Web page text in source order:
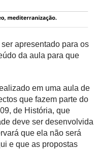
apresentado para os
da aula para que
em uma aula de
que fazem parte do
de História, que
deve ser desenvolvida
que ela não será
e que as propostas